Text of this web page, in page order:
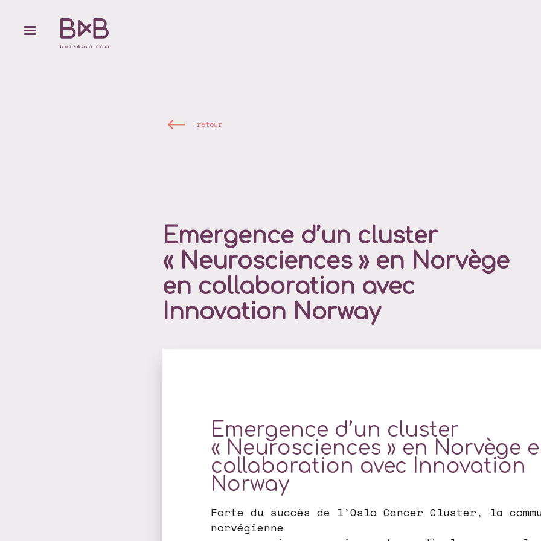
retour
Emergence d’un cluster
« Neurosciences » en Norvège
en collaboration avec
Innovation Norway
Emergence d’un cluster
« Neurosciences » en Norvège
collaboration avec Innovation
Norway
Forte du succès de l’Oslo Cancer Cluster, la
norvégienne